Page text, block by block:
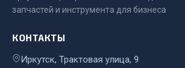
Окно ветровое
Электрооборудование
Показать ещё
запчастей и инструмента для бизнеса
КОНТАКТЫ
Иркутск, Трактовая улица, 9